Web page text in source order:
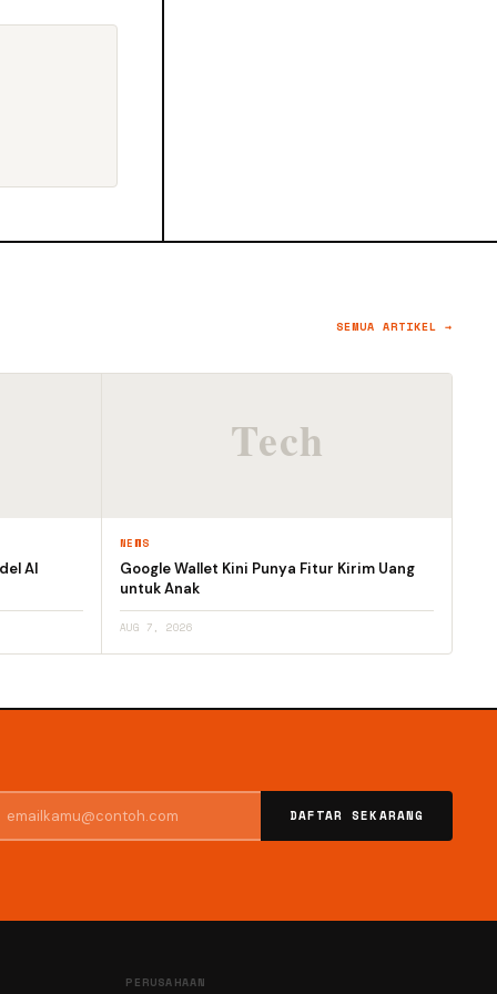
SEMUA ARTIKEL →
AI
NEWS
Google Wallet Kini Punya Fitur Kirim Uang
untuk Anak
AUG 7, 2026
DAFTAR SEKARANG
PERUSAHAAN